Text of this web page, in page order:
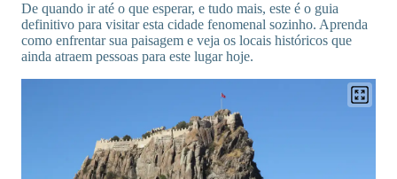
De quando ir até o que esperar, e tudo mais, este é o guia
definitivo para visitar esta cidade fenomenal sozinho. Aprenda
como enfrentar sua paisagem e veja os locais históricos que
ainda atraem pessoas para este lugar hoje.